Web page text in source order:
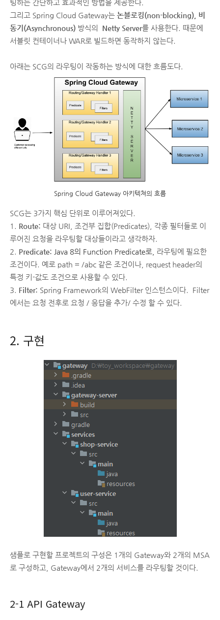
팅하는 간단하고 효과적인 방법을 제공한다.
그리고 Spring Cloud Gateway는 논블로킹(non-blocking), 비
동기(Asynchronous) 방식의 Netty Server를 사용한다. 때문에
서블릿 컨테이너나 WAR로 빌드하면 동작하지 않는다.
아래는 SCG의 라우팅이 작동하는 방식에 대한 흐름도다.
Spring Cloud Gateway 아키텍쳐의 흐름
SCG는 3가지 핵심 단위로 이루어져있다.
1. Route: 대상 URI, 조건부 집합(Predicates), 각종 필터들로 이
루어진 요청을 라우팅할 대상들이라고 생각하자.
2. Predicate: Java 8의 Function Predicate로,
라우팅에 필요한
조건이다. 예로 path = /abc 같은 조건이나, request header의
특정 키-값도 조건으로 사용할 수 있다.
3. Filter: Spring Framework의 WebFilter 인스턴스이다. Filter
에서는 요청 전후로 요청 / 응답을 추가/ 수정 할 수 있다.
2. 구현
샘플로 구현할 프로젝트의 구성은 1개의 Gateway와 2개의 MSA
로 구성하고, Gateway에서 2개의 서비스를 라우팅할 것이다.
2-1 API Gateway